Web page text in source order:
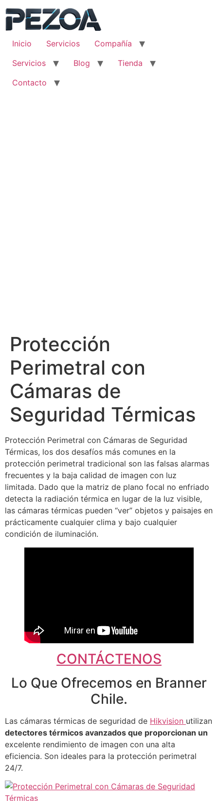
contenido
Inicio
Servicios
Compañía
Servicios
Blog
Tienda
Contacto
Protección
Perimetral con
Cámaras de
Seguridad Térmicas
Protección Perimetral con Cámaras de Seguridad
Térmicas, los dos desafíos más comunes en la
protección perimetral tradicional son las falsas alarmas
frecuentes y la baja calidad de imagen con luz
limitada. Dado que la matriz de plano focal no enfriado
detecta la radiación térmica en lugar de la luz visible,
las cámaras térmicas pueden “ver” objetos y paisajes en
prácticamente cualquier clima y bajo cualquier
condición de iluminación.
CONTÁCTENOS
Lo Que Ofrecemos en Branner
Chile.
Las cámaras térmicas de seguridad de Hikvision utilizan
detectores térmicos avanzados que proporcionan un
excelente rendimiento de imagen con una alta
eficiencia. Son ideales para la protección perimetral
24/7.